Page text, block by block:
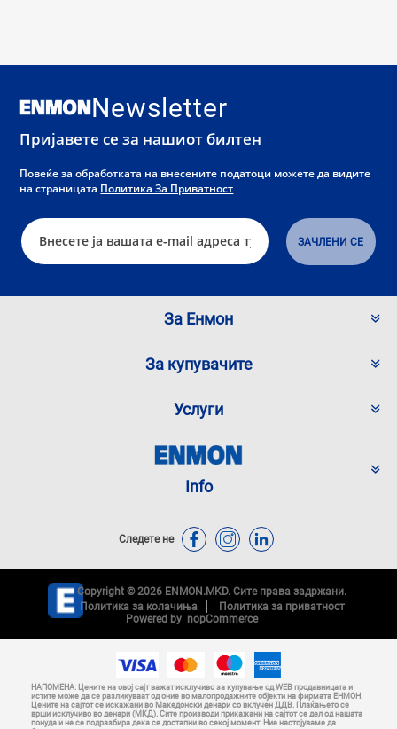
Newsletter
Пријавете се за нашиот билтен
Повеќе за обработката на внесените податоци можете да видите
на страницата Политика За Приватност
За Енмон
За купувачите
Услуги
Info
Следете не
Copyright © 2026 ENMON.MKD. Сите права задржани.
Политика за колачиња
Политика за приватност
Powered by nopCommerce
НАПОМЕНА: Цените на овој сајт важат исклучиво за купување од WEB продавницата и
истите може да се разликуваат од оние во малопродажните објекти на фирмата ЕНМОН.
Цените на сајтот се искажани во Македонски денари со вклучен ДДВ. Плаќањето се
врши исклучиво во денари (МКД). Сите производи прикажани на сајтот се дел од нашата
понуда и не се подразбира дека се достапни во секој момент. Ние настојуваме да